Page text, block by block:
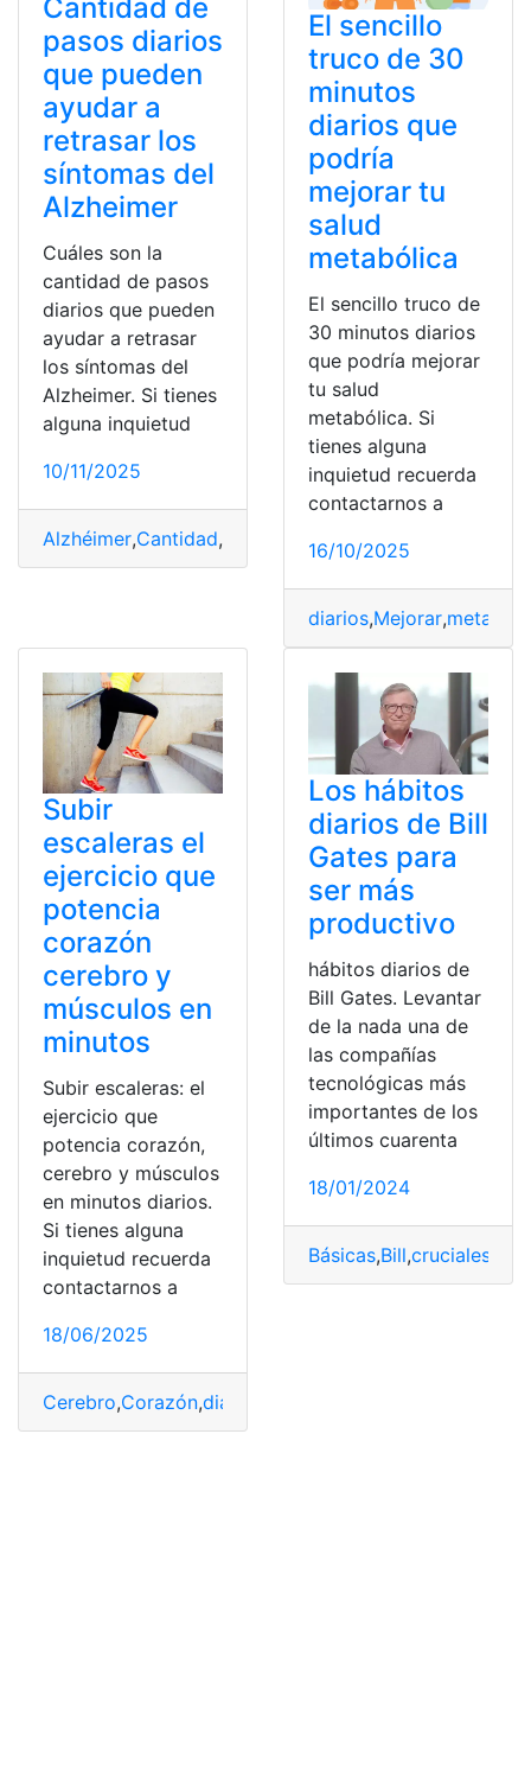
Cantidad de
pasos diarios
que pueden
ayudar a
retrasar los
síntomas del
Alzheimer
Cuáles son la
cantidad de pasos
diarios que pueden
ayudar a retrasar
los síntomas del
Alzheimer. Si tienes
alguna inquietud
10/11/2025
Alzhéimer,Cantidad, retrasar ,Síntomas
El sencillo
truco de 30
minutos
diarios que
podría
mejorar tu
salud
metabólica
El sencillo truco de
30 minutos diarios
que podría mejorar
tu salud
metabólica. Si
tienes alguna
inquietud recuerda
contactarnos a
16/10/2025
diarios,Mejorar,
Subir
escaleras el
ejercicio que
potencia
corazón
cerebro y
músculos en
minutos
Subir escaleras: el
ejercicio que
potencia corazón,
cerebro y músculos
en minutos diarios.
Si tienes alguna
inquietud recuerda
contactarnos a
18/06/2025
Cerebro,Corazón,diarios
Los hábitos
diarios de Bill
Gates para
ser más
productivo
hábitos diarios de
Bill Gates. Levantar
de la nada una de
las compañías
tecnológicas más
importantes de los
últimos cuarenta
18/01/2024
Básicas,Bill,cruciales